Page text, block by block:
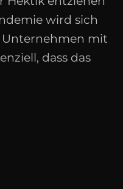
wird sich
Unternehmen mit
dass das